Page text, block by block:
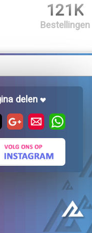
121K
Bestellingen
delen